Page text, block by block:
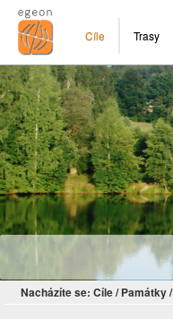
Cíle Trasy
Nacházíte se: Cíle/ Památky/